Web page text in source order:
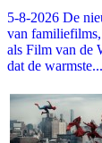
5-8-2026 De
van
als Film van de
dat de warmste...